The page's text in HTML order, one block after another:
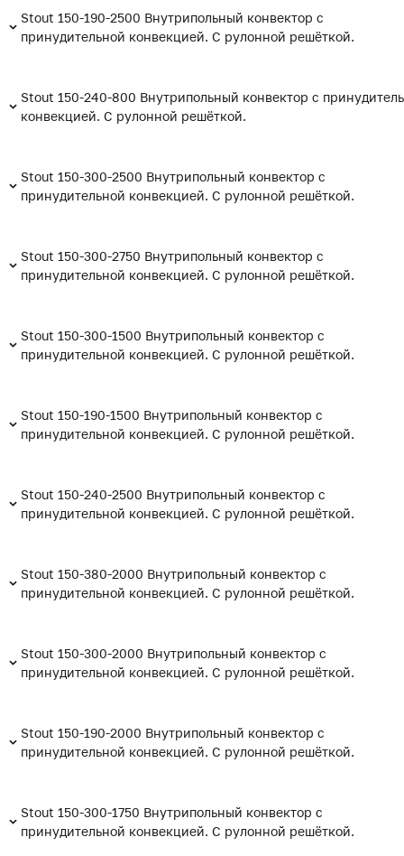
Stout 150-190-2500 Внутрипольный конвектор с
принудительной конвекцией. С рулонной решёткой.
Stout 150-240-800 Внутрипольный конвектор с
конвекцией. С рулонной решёткой.
Stout 150-300-2500 Внутрипольный конвектор с
принудительной конвекцией. С рулонной решёткой.
Stout 150-300-2750 Внутрипольный конвектор с
принудительной конвекцией. С рулонной решёткой.
Stout 150-300-1500 Внутрипольный конвектор с
принудительной конвекцией. С рулонной решёткой.
Stout 150-190-1500 Внутрипольный конвектор с
принудительной конвекцией. С рулонной решёткой.
Stout 150-240-2500 Внутрипольный конвектор с
принудительной конвекцией. С рулонной решёткой.
Stout 150-380-2000 Внутрипольный конвектор с
принудительной конвекцией. С рулонной решёткой.
Stout 150-300-2000 Внутрипольный конвектор с
принудительной конвекцией. С рулонной решёткой.
Stout 150-190-2000 Внутрипольный конвектор с
принудительной конвекцией. С рулонной решёткой.
Stout 150-300-1750 Внутрипольный конвектор с
принудительной конвекцией. С рулонной решёткой.